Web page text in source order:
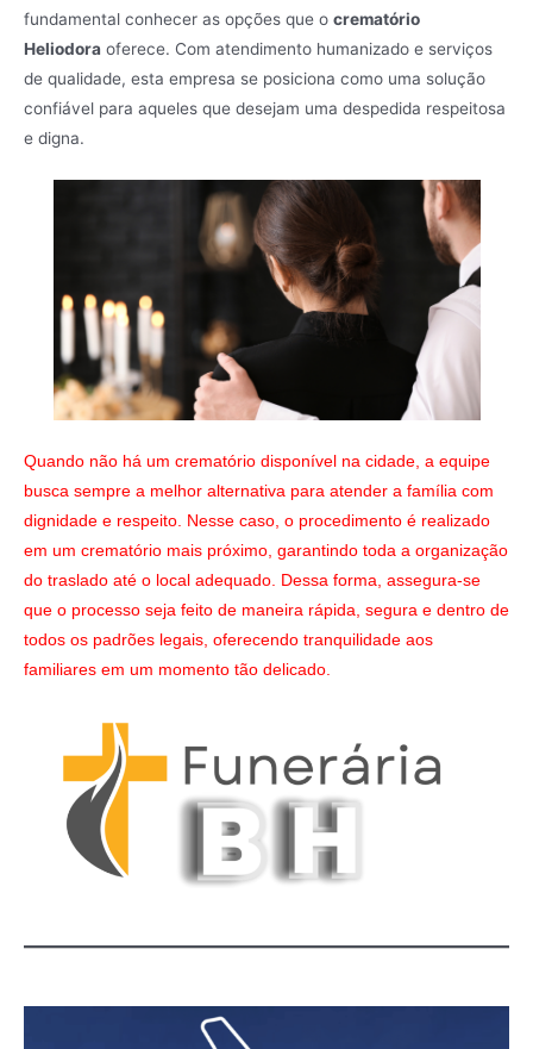
fundamental conhecer as opções que o crematório
Heliodora oferece. Com atendimento humanizado e serviços
de qualidade, esta empresa se posiciona como uma solução
confiável para aqueles que desejam uma despedida respeitosa
e digna.
Quando não há um crematório disponível na cidade, a equipe
busca sempre a melhor alternativa para atender a família com
dignidade e respeito. Nesse caso, o procedimento é realizado
em um crematório mais próximo, garantindo toda a organização
do traslado até o local adequado. Dessa forma, assegura-se
que o processo seja feito de maneira rápida, segura e dentro de
todos os padrões legais, oferecendo tranquilidade aos
familiares em um momento tão delicado.